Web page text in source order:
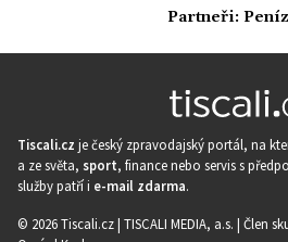
Partneři:
Tiscali.cz je český zpravodajský portál, na
a ze světa, sport, finance nebo servis s
služby patří i e-mail zdarma.
© 2026 Tiscali.cz | TISCALI MEDIA, a.s. | Člen